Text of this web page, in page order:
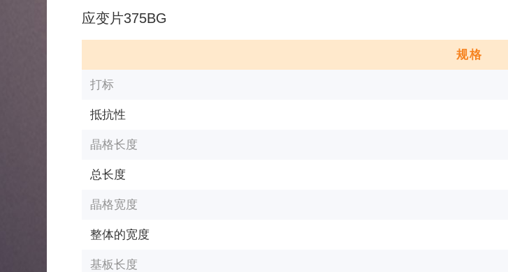
应变片375BG
规格
打标
抵抗性
晶格长度
总长度
晶格宽度
整体的宽度
基板长度